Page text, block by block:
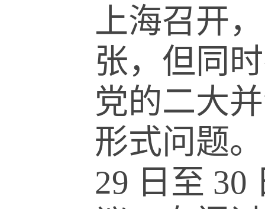
上海召开
张，但同
党的二大
形式问题
29 日至 30